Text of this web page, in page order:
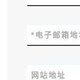
电子邮箱地
*
网站地址